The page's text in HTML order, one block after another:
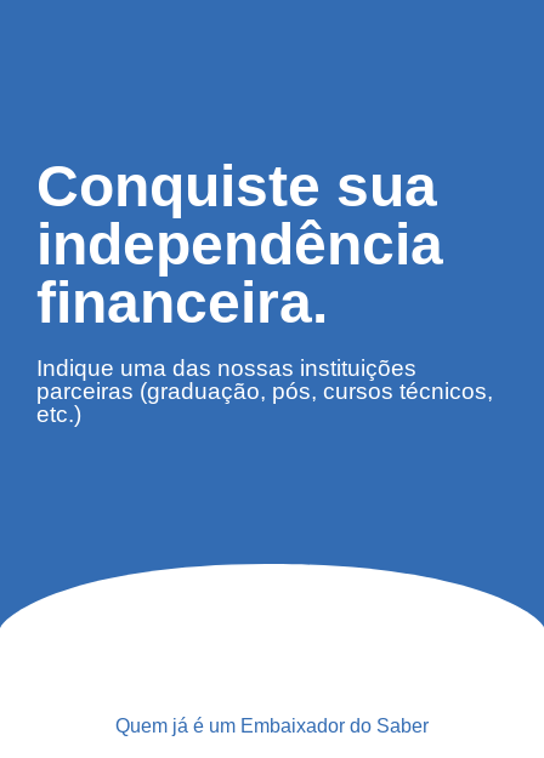
Conquiste sua
independência
financeira.
Indique uma das nossas instituições
parceiras (graduação, pós, cursos técnicos,
etc.)
Quem já é um Embaixador do Saber